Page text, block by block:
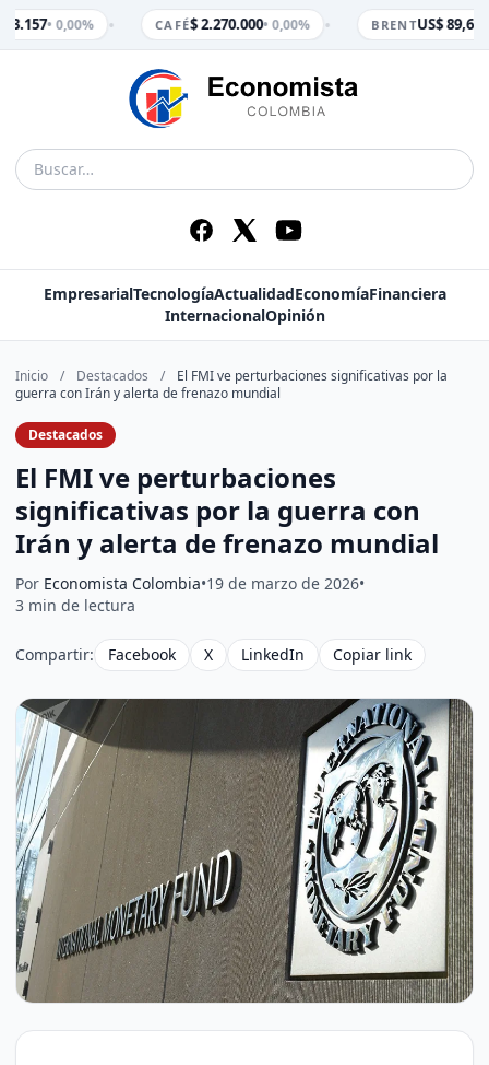
3.157• 0,00% CAFÉ$ 2.270.000• 0,00% BRENTUS$ 89,65
EmpresarialTecnologíaActualidadEconomíaFinanciera
InternacionalOpinión
Inicio / Destacados /
El FMI ve perturbaciones significativas por la
guerra con Irán y alerta de frenazo mundial
Destacados
El FMI ve perturbaciones
significativas por la guerra con
Irán y alerta de frenazo mundial
Por Economista Colombia•19 de marzo de 2026•
3 min de lectura
Compartir: Facebook X LinkedIn Copiar link